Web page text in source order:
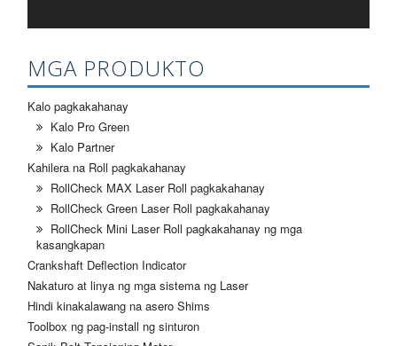
MGA PRODUKTO
Kalo pagkakahanay
Kalo Pro Green
Kalo Partner
Kahilera na Roll pagkakahanay
RollCheck MAX Laser Roll pagkakahanay
RollCheck Green Laser Roll pagkakahanay
RollCheck Mini Laser Roll pagkakahanay ng mga
kasangkapan
Crankshaft Deflection Indicator
Nakaturo at linya ng mga sistema ng Laser
Hindi kinakalawang na asero Shims
Toolbox ng pag-install ng sinturon